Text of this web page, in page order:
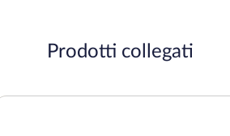
Prodotti collegati